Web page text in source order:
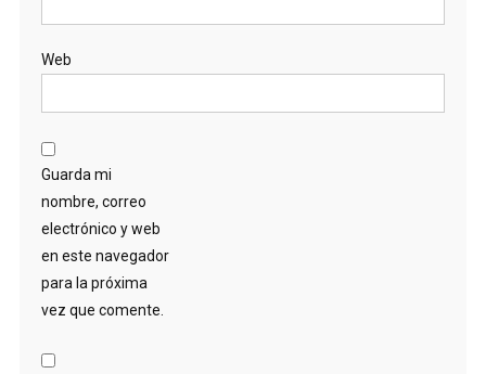
Web
Guarda mi
nombre, correo
electrónico y web
en este navegador
para la próxima
vez que comente.